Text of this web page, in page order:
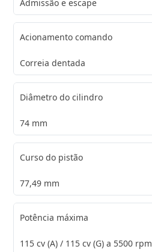
Admissão e escape
Acionamento comando
Correia dentada
Diâmetro do cilindro
74 mm
Curso do pistão
77,49 mm
Potência máxima
115 cv (A) / 115 cv (G) a 5500 rpm